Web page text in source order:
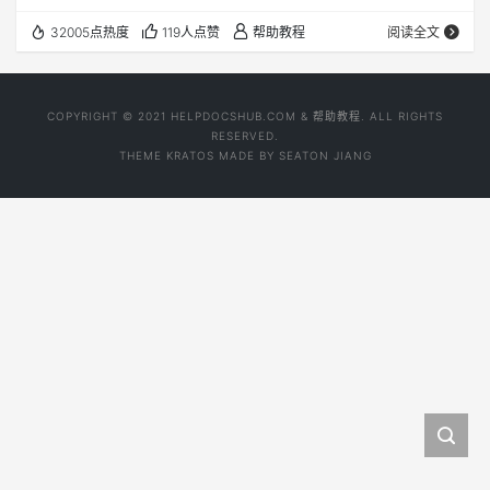
Shadowsocks 、ShadowsocksD 、ShadowsocksR、
Surfboard、 Surge、 V2RayNG等等 以下至列出部分套
32005点热度 119人点赞 帮助教程 阅读全文
COPYRIGHT © 2021 HELPDOCSHUB.COM & 帮助教程. ALL RIGHTS
RESERVED.
THEME KRATOS MADE BY SEATON JIANG